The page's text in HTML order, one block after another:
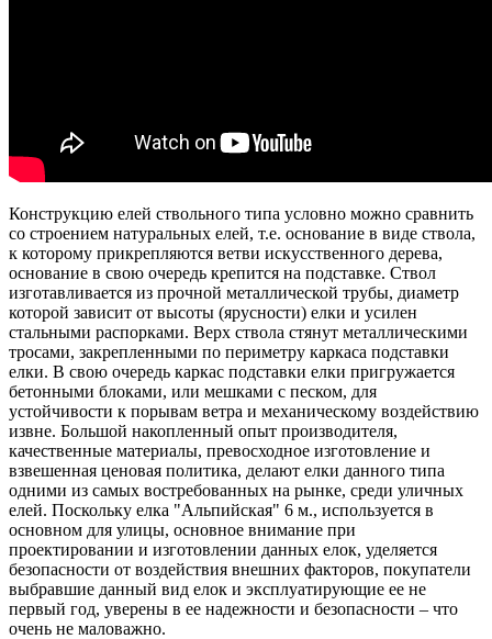
Конструкцию елей ствольного типа условно можно сравнить
со строением натуральных елей, т.е. основание в виде ствола,
к которому прикрепляются ветви искусственного дерева,
основание в свою очередь крепится на подставке. Ствол
изготавливается из прочной металлической трубы, диаметр
которой зависит от высоты (ярусности) елки и усилен
стальными распорками. Верх ствола стянут металлическими
тросами, закрепленными по периметру каркаса подставки
елки. В свою очередь каркас подставки елки пригружается
бетонными блоками, или мешками с песком, для
устойчивости к порывам ветра и механическому воздействию
извне. Большой накопленный опыт производителя,
качественные материалы, превосходное изготовление и
взвешенная ценовая политика, делают елки данного типа
одними из самых востребованных на рынке, среди уличных
елей. Поскольку елка "Альпийская" 6 м., используется в
основном для улицы, основное внимание при
проектировании и изготовлении данных елок, уделяется
безопасности от воздействия внешних факторов, покупатели
выбравшие данный вид елок и эксплуатирующие ее не
первый год, уверены в ее надежности и безопасности – что
очень не маловажно.